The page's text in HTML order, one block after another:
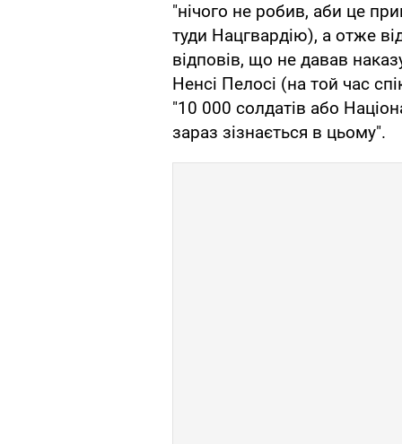
"нічого не робив, аби це
туди Нацгвардію), а отже
відповів, що не давав
Ненсі Пелосі (на той час
"10 000 солдатів або
зараз зізнається в цьому".